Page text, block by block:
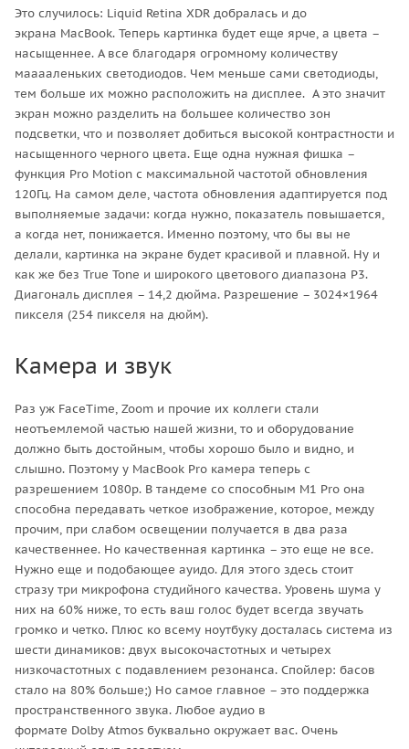
Это случилось: Liquid Retina XDR добралась и до
экрана MacBook. Теперь картинка будет еще ярче, а цвета –
насыщеннее. А все благодаря огромному количеству
мааааленьких светодиодов. Чем меньше сами светодиоды,
тем больше их можно расположить на дисплее. А это значит
экран можно разделить на большее количество зон
подсветки, что и позволяет добиться высокой контрастности и
насыщенного черного цвета. Еще одна нужная фишка –
функция Pro Motion с максимальной частотой обновления
120Гц. На самом деле, частота обновления адаптируется под
выполняемые задачи: когда нужно, показатель повышается,
а когда нет, понижается. Именно поэтому, что бы вы не
делали, картинка на экране будет красивой и плавной. Ну и
как же без True Tone и широкого цветового диапазона Р3.
Диагональ дисплея – 14,2 дюйма. Разрешение – 3024×1964
пикселя (254 пикселя на дюйм).
Камера и звук
Раз уж FaceTime, Zoom и прочие их коллеги стали
неотъемлемой частью нашей жизни, то и оборудование
должно быть достойным, чтобы хорошо было и видно, и
слышно. Поэтому у MacBook Pro камера теперь с
разрешением 1080р. В тандеме со способным M1 Pro она
способна передавать четкое изображение, которое, между
прочим, при слабом освещении получается в два раза
качественнее. Но качественная картинка – это еще не все.
Нужно еще и подобающее ауидо. Для этого здесь стоит
стразу три микрофона студийного качества. Уровень шума у
них на 60% ниже, то есть ваш голос будет всегда звучать
громко и четко. Плюс ко всему ноутбуку досталась система из
шести динамиков: двух высокочастотных и четырех
низкочастотных с подавлением резонанса. Спойлер: басов
стало на 80% больше;) Но самое главное – это поддержка
пространственного звука. Любое аудио в
формате Dolby Atmos буквально окружает вас. Очень